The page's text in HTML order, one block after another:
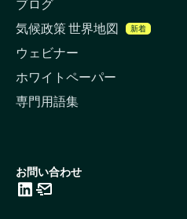
ブログ
気候政策 世界地図
新着
ウェビナー
ホワイトペーパー
専門用語集
お問い合わせ